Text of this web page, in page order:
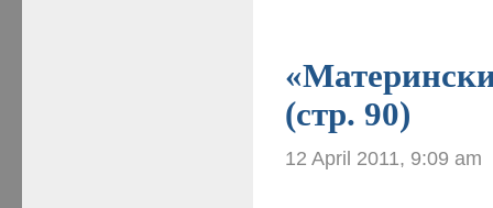
(стр. 90)
12 April 2011, 9:09 am